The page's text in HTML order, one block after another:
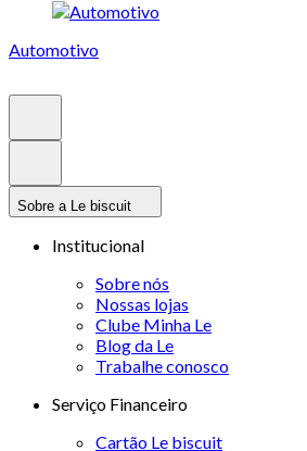
Automotivo
Sobre a Le biscuit
Institucional
Sobre nós
Nossas lojas
Clube Minha Le
Blog da Le
Trabalhe conosco
Serviço Financeiro
Cartão Le biscuit